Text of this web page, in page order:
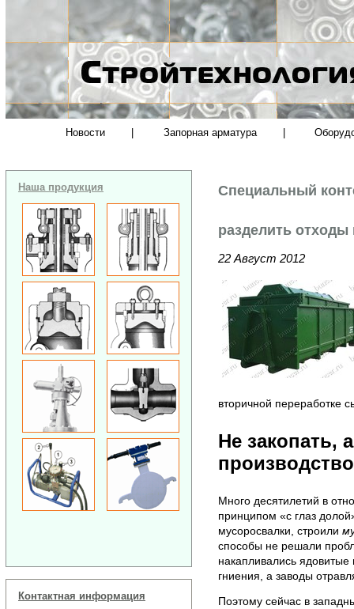
Новости Запорная арматура
Наша продукция
Контактная информация
Специальный
разделить отходы
22 Август 2012
вторичной переработке
Не закопать,
производство
Много десятилетий в
принципом «с глаз
мусоросвалки, строили
способы не решали
накапливались
гниения, а заводы
Поэтому сейчас в